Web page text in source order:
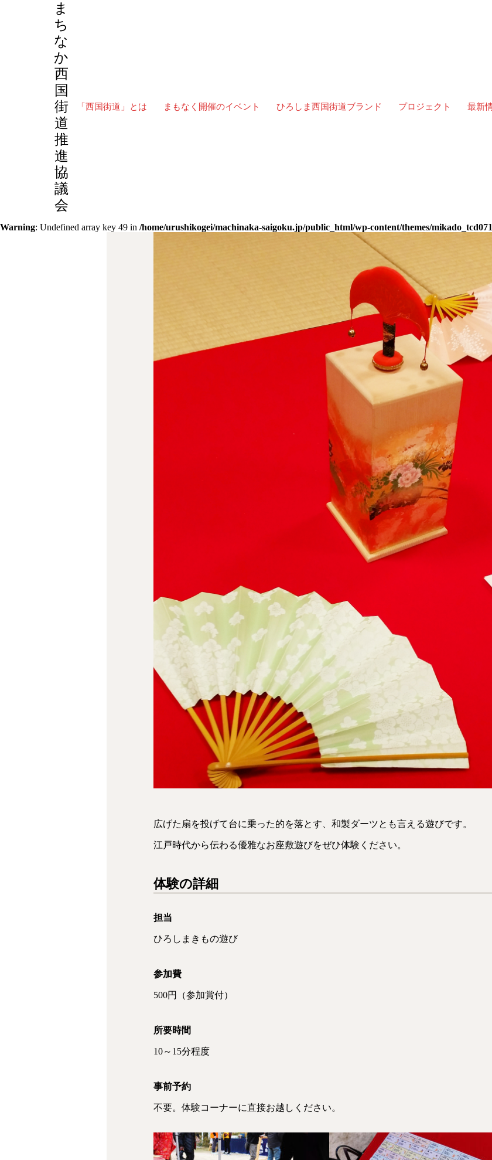
ま
ち
な
か
西
国
街
道
推
進
協
議
会
「西国街道」とは まもなく開催のイベント ひろしま西国街道ブランド プロジェクト 最新
Warning: Undefined array key 49 in /home/urushikogei/machinaka-saigoku.jp/public_html/wp-content/themes/
広げた扇を投げて台に乗った的を落とす、和製ダーツとも言える遊びです。
江戸時代から伝わる優雅なお座敷遊びをぜひ体験ください。
体験の詳細
担当
ひろしまきもの遊び
参加費
500円（参加賞付）
所要時間
10～15分程度
事前予約
不要。体験コーナーに直接お越しください。